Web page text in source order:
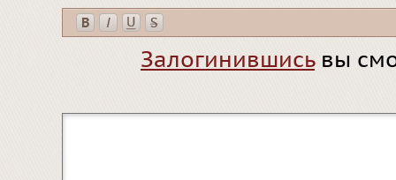
Залогинившисьвы